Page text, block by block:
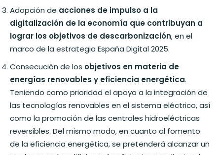
Adopción de acciones de impulso a la
digitalización de la economía que contribuyan a
lograr los objetivos de descarbonización, en el
marco de la estrategia España Digital 2025.
Consecución de los objetivos en materia de
energías renovables y eficiencia energética.
Teniendo como prioridad el apoyo a la integración de
las tecnologías renovables en el sistema eléctrico, así
como la promoción de las centrales hidroeléctricas
reversibles. Del mismo modo, en cuanto al fomento
de la eficiencia energética, se pretenderá alcanzar un